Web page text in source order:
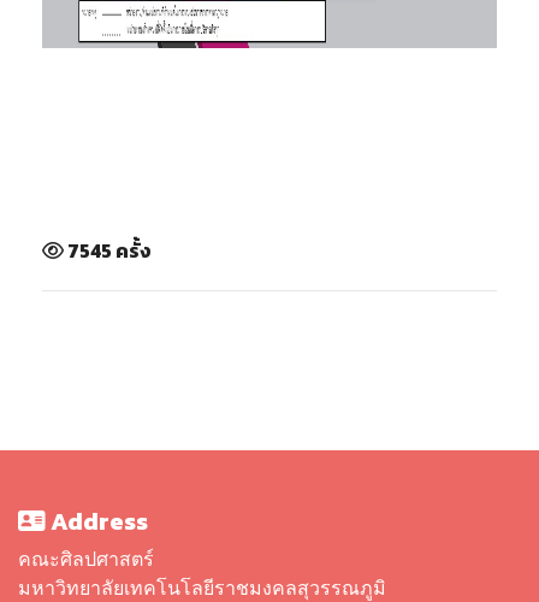
7545 ครั้ง
Address
คณะศิลปศาสตร์
มหาวิทยาลัยเทคโนโลยีราชมงคลสุวรรณภูมิ